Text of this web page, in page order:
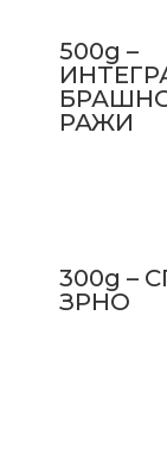
500g –
РАЖИ
300g –
ЗРНО